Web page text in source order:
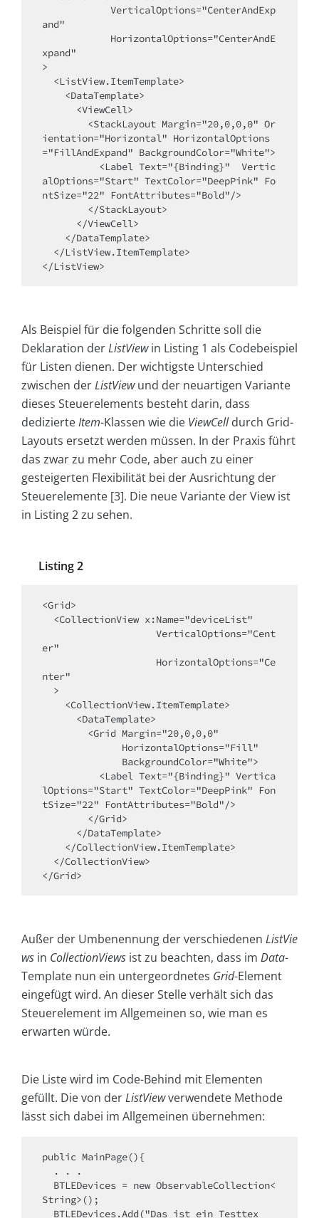
and"
xpand"
>
ientation="Horizontal" HorizontalOptions
="FillAndExpand" BackgroundColor="White">
alOptions="Start" TextColor="DeepPink" Fo
ntSize="22" FontAttributes="Bold"/>
Als Beispiel für die folgenden Schritte soll die
Deklaration derListViewin Listing 1 als Codebeispiel
für Listen dienen. Der wichtigste Unterschied
zwischen derListViewund der neuartigen Variante
dieses Steuerelements besteht darin, dass
dedizierteItem-Klassen wie die ViewCelldurch Grid-
Layouts ersetzt werden müssen. In der Praxis führt
das zwar zu mehr Code, aber auch zu einer
gesteigerten Flexibilität bei der Ausrichtung der
Steuerelemente [3]. Die neue Variante der View ist
in Listing 2 zu sehen.
Listing 2
<Grid>
er"
nter"
lOptions="Start" TextColor="DeepPink" Fon
tSize="22" FontAttributes="Bold"/>
Außer der Umbenennung der verschiedenen ListVie
ws in CollectionViews ist zu beachten, dass im Data-
Template nun ein untergeordnetes Grid-Element
eingefügt wird. An dieser Stelle verhält sich das
Steuerelement im Allgemeinen so, wie man es
erwarten würde.
Die Liste wird im Code-Behind mit Elementen
gefüllt. Die von derListViewverwendete Methode
lässt sich dabei im Allgemeinen übernehmen:
public MainPage(){
String>();